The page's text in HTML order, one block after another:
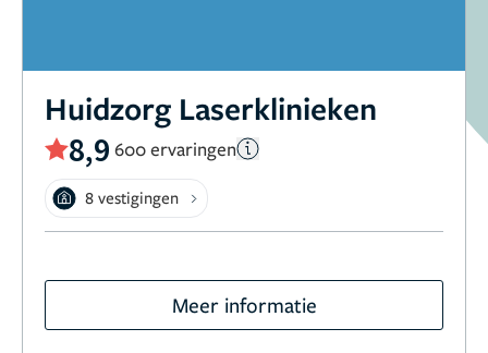
Huidzorg Laserklinieken
8,9 600 ervaringen
8 vestigingen
Meer informatie